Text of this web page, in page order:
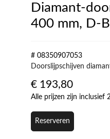
Diamant-
400 mm, D-
# 08350907053
Doorslijpschijven
€ 193,80
Alle prijzen zijn inclusief
Reserveren